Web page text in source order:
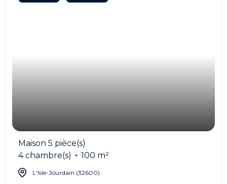
Maison 5 pièce(s)
4 chambre(s)
100 m²
L'Isle-Jourdain (32600)